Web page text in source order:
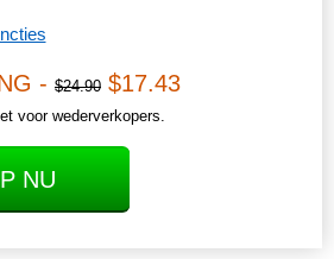
- $24.90 $17.43
voor wederverkopers.
NU